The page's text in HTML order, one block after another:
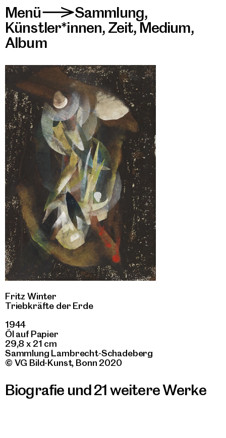
Menü>Sammlung,
Künstler*innen, Zeit, Medium,
Album
Fritz Winter
Triebkräfte der Erde
1944
Öl auf Papier
29,8 x 21 cm
Sammlung Lambrecht-Schadeberg
© VG Bild-Kunst, Bonn 2020
Biografie und 21 weitere Werke